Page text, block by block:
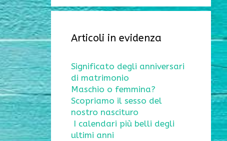
Articoli in evidenza
Significato degli anniversari
di matrimonio
Maschio o femmina?
Scopriamo il sesso del
nostro nascituro
I calendari più belli degli
ultimi anni